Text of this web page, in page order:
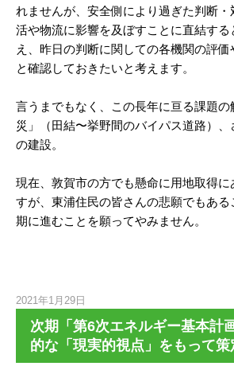
れませんが、安全側により過ぎた判断・
活や物流に影響を及ぼすことに直結する
え、昨日の判断に関しての各機関の評
と確認しておきたいと考えます。
言うまでもなく、この長年に亘る課題
災」（田結〜挙野間のバイパス道路）
の建設。
現在、敦賀市の方でも懸命に用地取得に
すが、東浦住民の皆さんの悲願でもあ
期に進むことを願ってやみません。
2021年1月29日
次期「第6次エネルギー基本計
的な「現実的視点」をもって策